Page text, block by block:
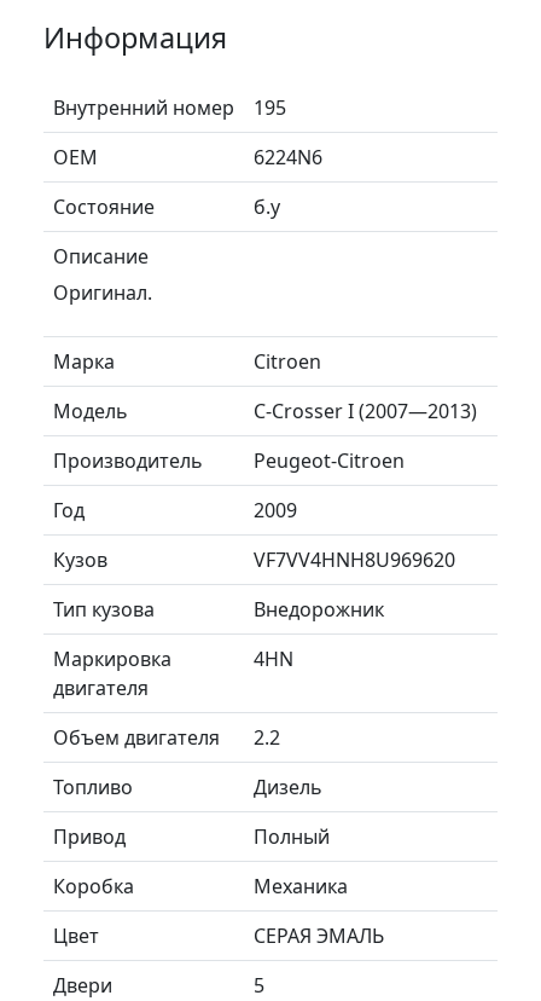
Информация
Внутренний номер
195
ОЕМ
6224N6
Состояние
б.у
Описание
Оригинал.
Марка
Citroen
Модель
C-Crosser I (2007—2013)
Производитель
Peugeot-Citroen
Год
2009
Кузов
VF7VV4HNH8U969620
Тип кузова
Внедорожник
Маркировка
двигателя
4HN
Объем двигателя
2.2
Топливо
Дизель
Привод
Полный
Коробка
Механика
Цвет
СЕРАЯ ЭМАЛЬ
Двери
5